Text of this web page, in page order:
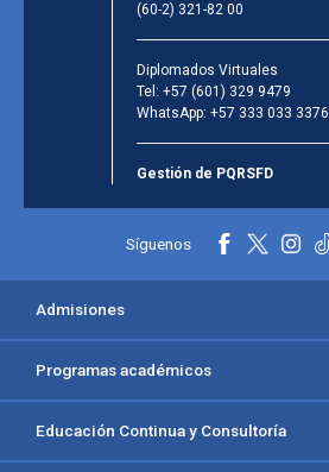
(60-2) 321-82 00
Diplomados Virtuales
Tel: +57 (601) 329 9479
WhatsApp: +57 333 033 3376
Gestión de PQRSFD
Síguenos
Admisiones
Programas académicos
Educación Continua y Consultoría